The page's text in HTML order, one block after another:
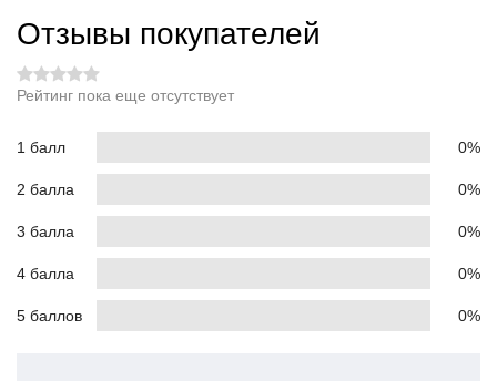
Отзывы покупателей
Рейтинг пока еще отсутствует
1 балл 0%
2 балла 0%
3 балла 0%
4 балла 0%
5 баллов 0%